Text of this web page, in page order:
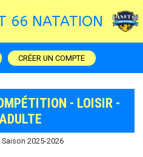
66 NATATION
CRÉER UN COMPTE
- LOISIR -
ADULTE
2025-2026